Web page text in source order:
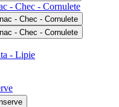
- Chec - Cornulete
- Chec - Cornulete
- Chec - Cornulete
- Lipie